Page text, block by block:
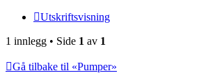
Utskriftsvisning
1 innlegg • Side 1 av 1
Gå tilbake til «Pumper»